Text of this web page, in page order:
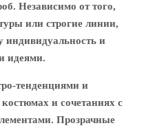
Независимо от того,
или строгие линии,
индивидуальность и
идеями.
тенденциями и
и сочетаниях с
Прозрачные